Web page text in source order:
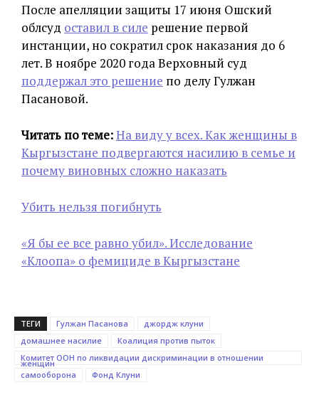
После апелляции защиты 17 июня Ошский
облсуд оставил в силе решение первой
инстанции, но сократил срок наказания до 6
лет. В ноябре 2020 года Верховный суд
поддержал это решение по делу Гулжан
Пасановой.
Читать по теме:На виду у всех. Как женщины в
Кыргызстане подвергаются насилию в семье и
почему виновных сложно наказать
Убить нельзя погибнуть
«Я бы ее все равно убил». Исследование
«Клоопа» о фемициде в Кыргызстане
ТЕГИ Гулжан Пасанова
джордж клуни
домашнее насилие
Коалиция против пыток
Комитет ООН по ликвидации дискриминации в отношении
женщин
самооборона
Фонд Клуни